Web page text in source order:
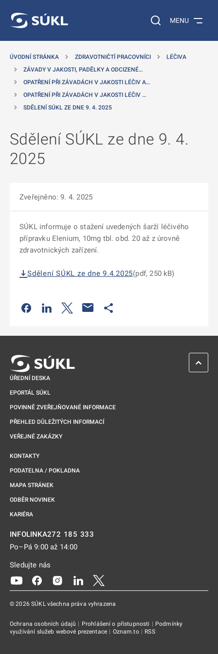
Vyhledávání na
MENU
ÚVODNÍ STRÁNKA ZDRAVOTNIČTÍ PRACOVNÍCI
LÉČIVA
ZÁVADY V JAKOSTI, PADĚLKY A ODCIZENÉ…
OPATŘENÍ PŘI ZÁVADÁCH V JAKOSTI LÉČIV A…
OPATŘENÍ PŘI ZÁVADÁCH V JAKOSTI LÉČIV …
SDĚLENÍ SÚKL ZE DNE 9. 4. 2025
Sdělení SÚKL ze dne 9. 4.
2025
Zveřejněno: 9. 4. 2025
SÚKL informuje o stažení uvedených šarží léčivého
přípravku Elenium, 10mg tbl. obd. 20 až z úrovně
zdravotnických zařízení.
Sdělení SÚKL ze dne 9.4.2025(pdf, 250 kB)
Odkaz se otevře na nové kartě
Odkaz se otevře na nové kartě
Odkaz se otevře na nové kartě
ÚŘEDNÍ DESKA
EPORTÁL SÚKL
POVINNĚ ZVEŘEJŇOVANÉ INFORMACE
PŘEHLED DŮLEŽITÝCH INFORMACÍ
VEŘEJNÉ ZAKÁZKY
KONTAKTY
PODATELNA / POKLADNA
MAPA STRÁNEK
ODBĚR NOVINEK
KARIÉRA
INFOLINKA272 185 333
Po–Pá 9:00 až 14:00
Sledujte nás
Odkaz se otevře na nové kartě
Odkaz se otevře na nové kartě
Odkaz se otevře na nové kartě
Odkaz se otevře na nové kartě
© 2026 SÚKL všechna práva vyhrazena
Ochrana osobních údajů | Prohlášení o přístupnosti | Podmínky
využívání služeb webové prezentace | Oznam.to | RSS
ZPĚT